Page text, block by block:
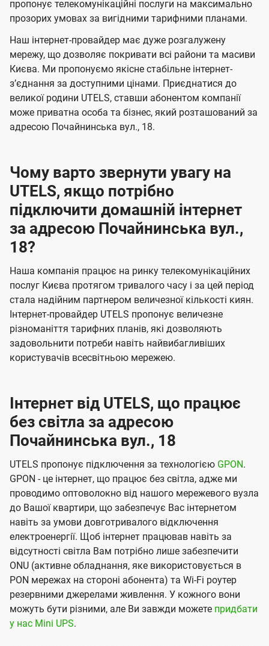
ї
U
t
e
l
s
а
ч
е
н
н
я
а
ч
е
н
н
я
пропонує телекомунікаційні послуги на максимально
прозорих умовах за вигідними тарифними планами.
Наш інтернет-провайдер має дуже розгалужену
мережу, що дозволяє покривати всі райони та масиви
Києва. Ми пропонуємо якісне стабільне інтернет-
зʼєднання за доступними цінами. Приєднатися до
великої родини UTELS, ставши абонентом компанії
може приватна особа та бізнес, який розташований за
адресою Почайнинська вул., 18.
Чому варто звернути увагу на
UTELS, якщо потрібно
підключити домашній інтернет
за адресою Почайнинська вул.,
18?
Наша компанія працює на ринку телекомунікаційних
послуг Києва протягом тривалого часу і за цей період
стала надійним партнером величезної кількості киян.
Інтернет-провайдер UTELS пропонує величезне
різноманіття тарифних планів, які дозволяють
задовольнити потреби навіть найвибагливіших
користувачів всесвітньою мережею.
Інтернет від UTELS, що працює
без світла за адресою
Почайнинська вул., 18
UTELS пропонує підключення за технологією GPON.
GPON - це інтернет, що працює без світла, адже ми
проводимо оптоволокно від нашого мережевого вузла
до Вашої квартири, що забезпечує Вас інтернетом
навіть за умови довготривалого відключення
електроенергії. Щоб інтернет працював навіть за
відсутності світла Вам потрібно лише забезпечити
ONU (активне обладнання, яке використовується в
PON мережах на стороні абонента) та Wi-Fi роутер
резервними джерелами живлення. У кожного вони
можуть бути різними, але Ви завжди можете придбати
у нас Mini UPS.